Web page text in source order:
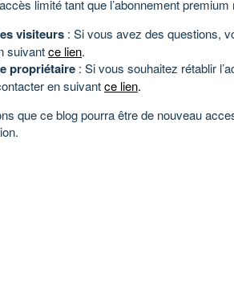
limité tant que l’abonnement premium
visiteurs : Si vous avez des questions,
suivantce lien.
propriétaire : Si vous souhaitez rétablir
en suivantce lien.
que ce blog pourra être de nouveau